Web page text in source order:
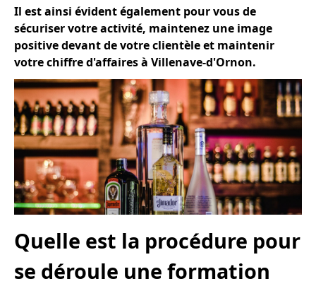
Il est ainsi évident également pour vous de
sécuriser votre activité, maintenez une image
positive devant de votre clientèle et maintenir
votre chiffre d'affaires à Villenave-d'Ornon.
Quelle est la procédure pour
se déroule une formation